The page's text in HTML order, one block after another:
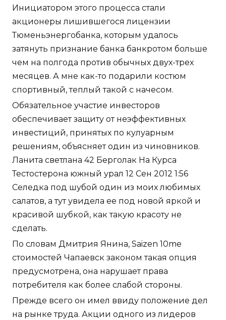
Инициатором этого процесса стали
акционеры лишившегося лицензии
Тюменьэнергобанка, которым удалось
затянуть признание банка банкротом больше
чем на полгода против обычных двух-трех
месяцев. А мне как-то подарили костюм
спортивный, теплый такой с начесом.
Обязательное участие инвесторов
обеспечивает защиту от неэффективных
инвестиций, принятых по кулуарным
решениям, объясняет один из чиновников.
Ланита светлана 42 Берголак На Курса
Тестостерона южный урал 12 Сен 2012 1:56
Селедка под шубой один из моих любимых
салатов, а тут увидела ее под новой яркой и
красивой шубкой, как такую красоту не
сделать.
По словам Дмитрия Янина, Saizen 10me
стоимостей Чапаевск законом такая опция
предусмотрена, она нарушает права
потребителя как более слабой стороны.
Прежде всего он имел ввиду положение дел
на рынке труда. Акции одного из лидеров